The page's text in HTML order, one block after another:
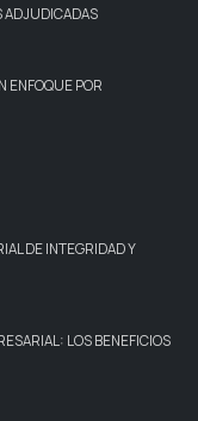
ADJUDICADAS
ENFOQUE POR
DE INTEGRIDAD Y
LOS BENEFICIOS